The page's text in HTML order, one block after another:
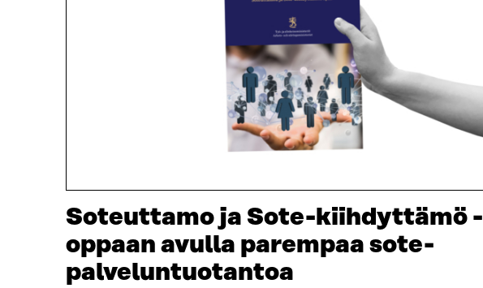
Soteuttamo ja Sote-kiihdyttämö -
oppaan avulla parempaa sote-
palveluntuotantoa